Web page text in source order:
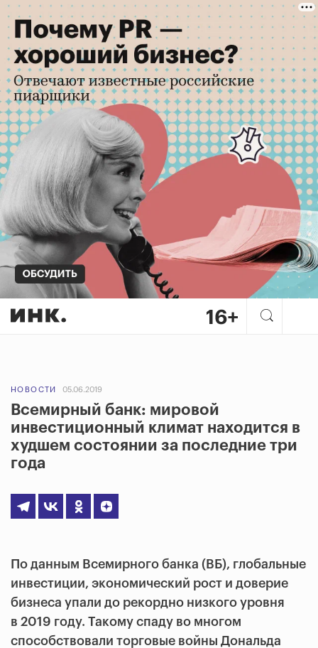
НОВОСТИ 05.06.2019
Всемирный банк: мировой
инвестиционный климат находится в
худшем состоянии за последние три
года
По данным Всемирного банка (ВБ), глобальные
инвестиции, экономический рост и доверие
бизнеса упали до рекордно низкого уровня
в 2019 году. Такому спаду во многом
способствовали торговые войны Дональда